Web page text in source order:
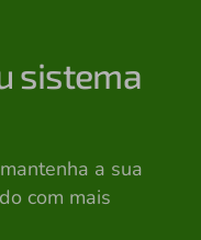
sistema
a sua
com mais